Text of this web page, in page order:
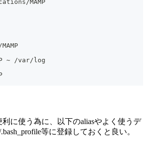
MAMP
~ /var/log
に使う為に、以下のaliasやよく使うデ
等に登録しておくと良い。